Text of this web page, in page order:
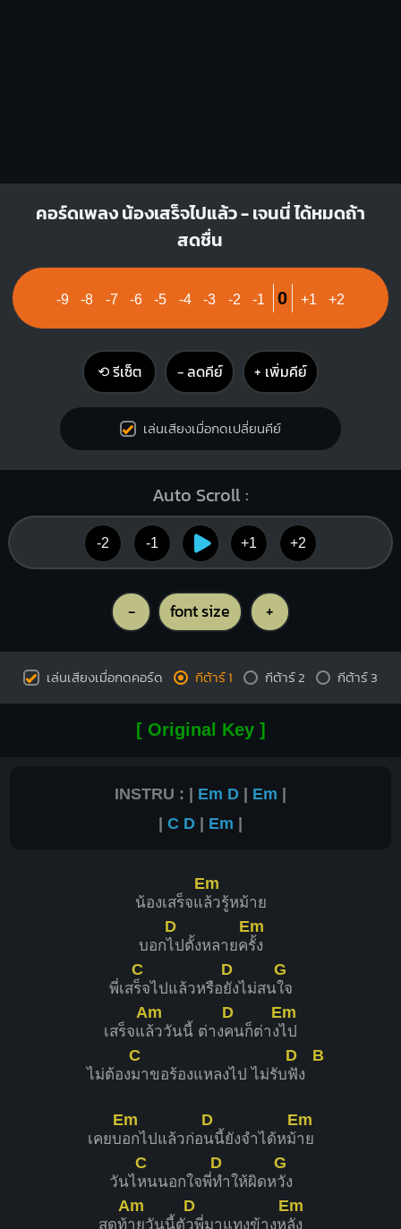
คอร์ดเพลง น้องเสร็จไปแล้ว - เจนนี่ ได้หมดถ้า
สดชื่น
-9 -8 -7 -6 -5 -4 -3 -2 -1 0 +1 +2
⟲ รีเซ็ต − ลดคีย์ + เพิ่มคีย์
เล่นเสียงเมื่อกดเปลี่ยนคีย์
Auto Scroll :
-2 -1 +1 +2
- font size +
เล่นเสียงเมื่อกดคอร์ด กีต้าร์ 1 กีต้าร์ 2 กีต้าร์ 3
[ Original Key ]
INSTRU : | Em D | Em |
| C D | Em |
น้องเสร็จแ
Em
ล้วรู้หม้าย
บอก
D
ไปตั้งหลายค
Em
รั้ง
พี่เส
C
ร็จไปแล้วหรือ
D
ยังไม่สน
G
ใจ
เสร็จแ
Am
ล้ววันนี้ ต่าง
D
คนก็ต่าง
Em
ไป
ไม่ต้อง
C
มาขอร้องแหลงไป ไม่รับ
D
ฟัง
B
เคยบ
Em
อกไปแล้วก่อ
D
นนี้ยังจำได้หม้
Em
าย
วันไ
C
หนนอกใจพี่
D
ทำให้ผิดห
G
วัง
สุดท้
Am
ายวันนี้ตั
D
วพี่มาแทงข้างห
Em
ลัง